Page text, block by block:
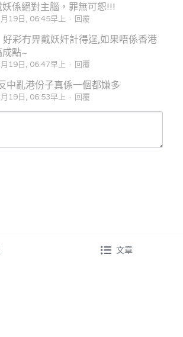
妖係絕對主腦，罪無可恕!!!
19日, 06:45早上 · 回覆
好彩冇畀戴妖奸計得逞,如果唔係香港
點~
19日, 06:47早上 · 回覆
中亂港份子真係一個都嫌多
19日, 06:53早上 · 回覆
文章